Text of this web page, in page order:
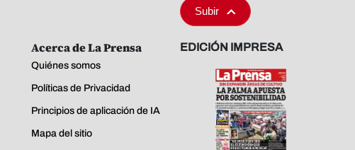
Subir
Acerca de La Prensa
Quiénes somos
Políticas de Privacidad
Principios de aplicación de IA
Mapa del sitio
EDICIÓN IMPRESA